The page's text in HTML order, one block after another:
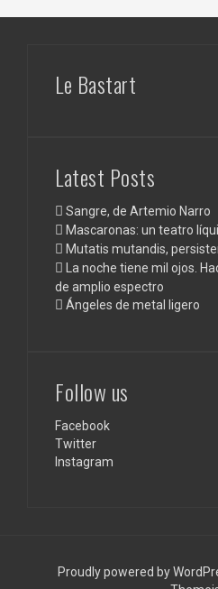
Le Bastart
Latest Posts
Sangre, de Artemio Narro
Mascaronas: un teatro
Mutatis mutandis,
La noche tiene mil ojos.
de amplio espectro
Ángeles de metal ligero
Follow us
Facebook
Twitter
Instagram
Proudly powered by